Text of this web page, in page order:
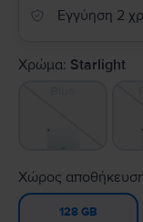
Εγγύηση 2
Χρώμα: Starlight
Χώρος
128 GB